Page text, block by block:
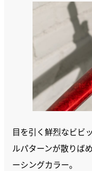
目を引く鮮烈なビビ
ルパターンが散りば
ーシングカラー。